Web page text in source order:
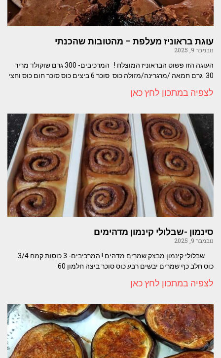
עוגת בראוניז מעלפת – מהטובות שהכנתי
נובמבר 9, 2025
העוגה הזו פשוט הבראוניז המוצלח ! המרכיבים- 300 גרם שוקולד מריר
30 גרם חמאה /מרגרינה/מזולה כוס סוכר 6 ביצים כוס סוכר חום כוס וחצי
לצפיה במתכון לחץ כאן
סינמון -שבלולי קינמון מדהימים
נובמבר 9, 2025
שבלולי קינמון מבצק שמרים מדהים ! המרכיבים- 3 כוסות קמח 3/4
כוס חלב כף שמרים יבשים רבע כוס סוכר ביצה חלמון 60
לצפיה במתכון לחץ כאן